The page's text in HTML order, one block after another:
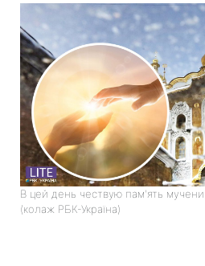
В цей день чествую пам'ять
(колаж РБК-Україна)